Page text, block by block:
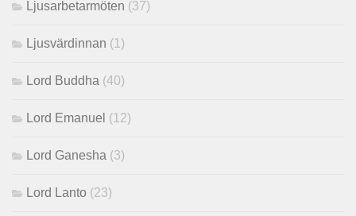
Ljusarbetarmöten (37)
Ljusvärdinnan (1)
Lord Buddha (40)
Lord Emanuel (12)
Lord Ganesha (3)
Lord Lanto (23)